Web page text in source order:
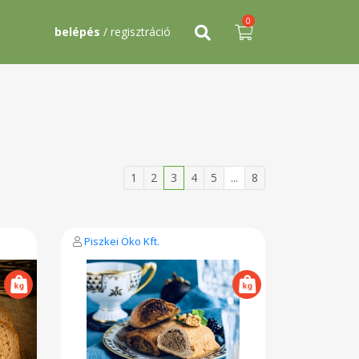
belépés / regisztráció
0
1 2 3 4 5 ... 8
Piszkei Öko Kft.